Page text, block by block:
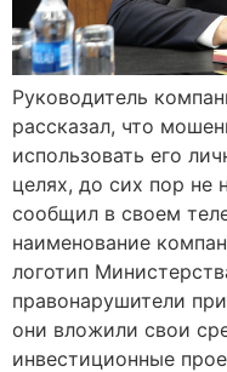
Руководитель
рассказал, что
использовать его
целях, до сих пор не
сообщил в своем
наименование
логотип
правонарушители
они вложили свои
инвестиционные